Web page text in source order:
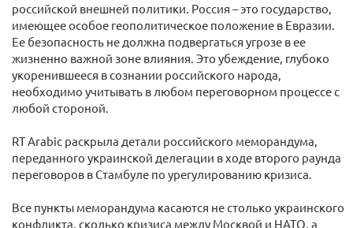
российской внешней политики. Россия – это государство,
имеющее особое геополитическое положение в Евразии.
Ее безопасность не должна подвергаться угрозе в ее
жизненно важной зоне влияния. Это убеждение, глубоко
укоренившееся в сознании российского народа,
необходимо учитывать в любом переговорном процессе с
любой стороной.
RT Arabic раскрыла детали российского меморандума,
переданного украинской делегации в ходе второго раунда
переговоров в Стамбуле по урегулированию кризиса.
Все пункты меморандума касаются не столько украинского
конфликта, сколько кризиса между Москвой и НАТО, а